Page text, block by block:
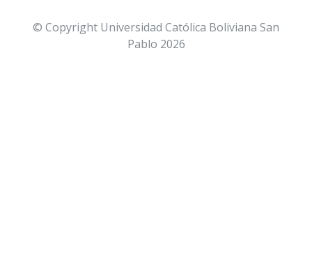
© Copyright Universidad Católica Boliviana San
Pablo 2026